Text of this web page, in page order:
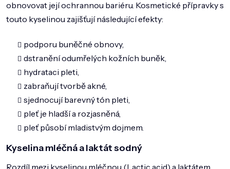
obnovovat její ochrannou bariéru. Kosmetické přípravky s
touto kyselinou zajišťují následující efekty:
podporu buněčné obnovy,
dstranění odumřelých kožních buněk,
hydrataci pleti,
zabraňují tvorbě akné,
sjednocují barevný tón pleti,
pleť je hladší a rozjasněná,
pleť působí mladistvým dojmem.
Kyselina mléčná a laktát sodný